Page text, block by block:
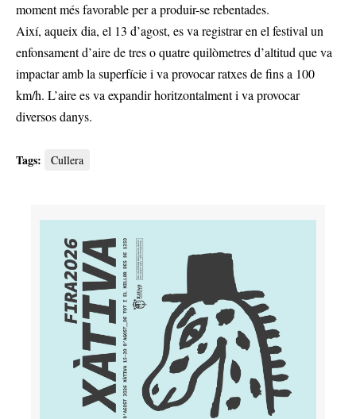
moment més favorable per a produir-se rebentades.
Així, aqueix dia, el 13 d’agost, es va registrar en el festival un
enfonsament d’aire de tres o quatre quilòmetres d’altitud que va
impactar amb la superfície i va provocar ratxes de fins a 100
km/h. L’aire es va expandir horitzontalment i va provocar
diversos danys.
Tags: Cullera